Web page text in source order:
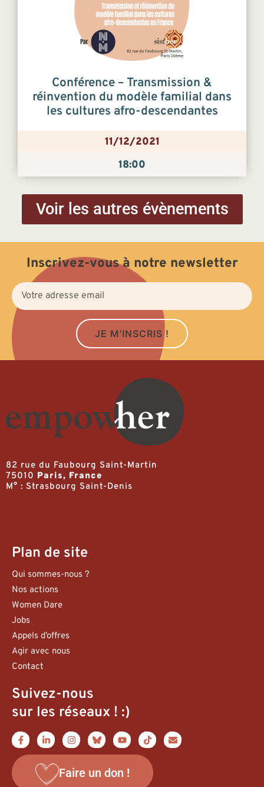
Conférence – Transmission &
réinvention du modèle familial dans
les cultures afro-descendantes
11/12/2021
18:00
Voir les autres évènements
Inscrivez-vous à notre newsletter
JE M'INSCRIS !
82 rue du Faubourg Saint-Martin
75010 Paris, France
M° : Strasbourg Saint-Denis
Plan de site
Qui sommes-nous ?
Nos actions
Women Dare
Jobs
Appels d’offres
Agir avec nous
Contact
Suivez-nous
sur les réseaux ! :)
Faire un don !